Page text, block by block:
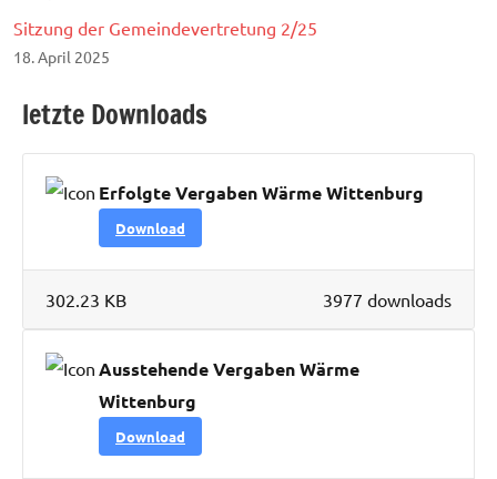
Sitzung der Gemeindevertretung 2/25
18. April 2025
letzte Downloads
Erfolgte Vergaben Wärme Wittenburg
Download
3977 downloads
302.23 KB
Ausstehende Vergaben Wärme
Wittenburg
Download